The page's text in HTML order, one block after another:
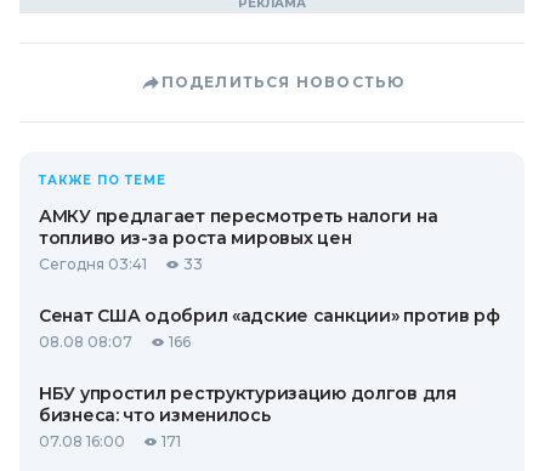
ПОДЕЛИТЬСЯ НОВОСТЬЮ
ТАКЖЕ ПО ТЕМЕ
АМКУ предлагает пересмотреть налоги на
топливо из-за роста мировых цен
Сегодня 03:41 33
Сенат США одобрил «адские санкции» против рф
08.08 08:07 166
НБУ упростил реструктуризацию долгов для
бизнеса: что изменилось
07.08 16:00 171